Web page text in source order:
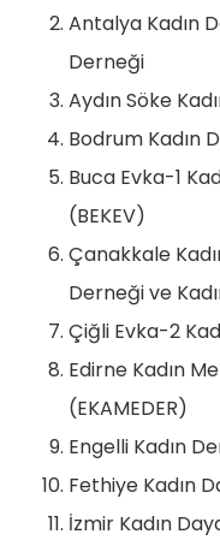
Antalya Kadın
Derneği
Aydın Söke
Bodrum Kadın
Buca Evka-1
(BEKEV)
Çanakkale
Derneği ve
Çiğli Evka-2
Edirne Kadın
(EKAMEDER)
Engelli Kadın
Fethiye Kadın
İzmir Kadın